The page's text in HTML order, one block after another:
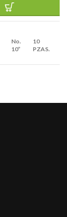
No.
10”
10
PZAS.